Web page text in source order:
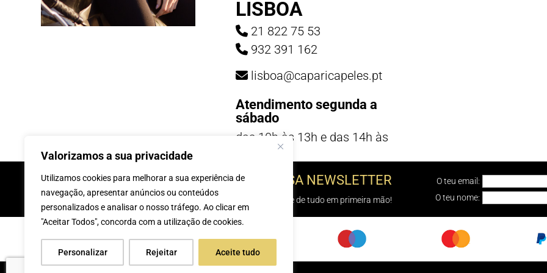
Valorizamos a sua privacidade
Utilizamos cookies para melhorar a sua experiência de
navegação, apresentar anúncios ou conteúdos
personalizados e analisar o nosso tráfego. Ao clicar em
"Aceitar Todos", concorda com a utilização de cookies.
Personalizar Rejeitar Aceite tudo
LISBOA
21 822 75 53
932 391 162
lisboa@caparicapeles.pt
Atendimento segunda a
sábado
das 10h às 13h e das 14h às
INSCREVE-TE Á NOSSA NEWSLETTER
e sabe de tudo em primeira mão!
O teu email:
O teu nome: